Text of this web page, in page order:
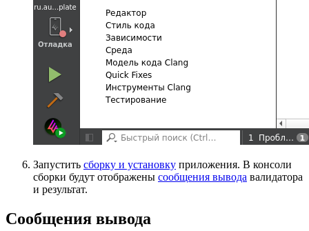
Запустить сборку и установку приложения. В консоли
сборки будут отображены сообщения вывода валидатора
и результат.
Сообщения вывода